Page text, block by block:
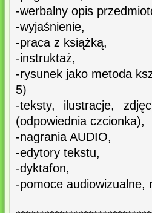
-werbalny opis
-wyjaśnienie,
-praca z książką,
-instruktaż,
-rysunek jako metoda
5)
-teksty, ilustracje,
(odpowiednia czcionka),
-nagrania AUDIO,
-edytory tekstu,
-dyktafon,
-pomoce audiowizualne,